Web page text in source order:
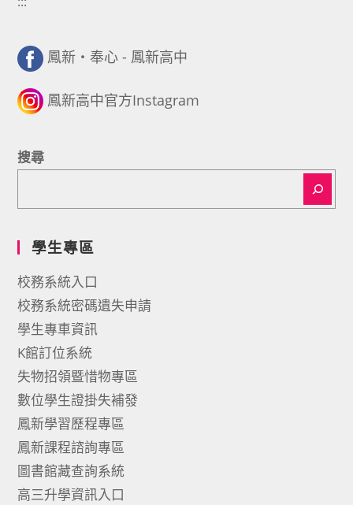
鳳新・奉心 - 鳳新高中
鳳新高中官方Instagram
搜尋
學生專區
校務系統入口
校務系統密碼遺失申請
學生專車資訊
K館訂位系統
失物招領暨惜物專區
數位學生證掛失補發
鳳新學習歷程專區
鳳新課程諮詢專區
圖書館藏查詢系統
高三升學資訊入口